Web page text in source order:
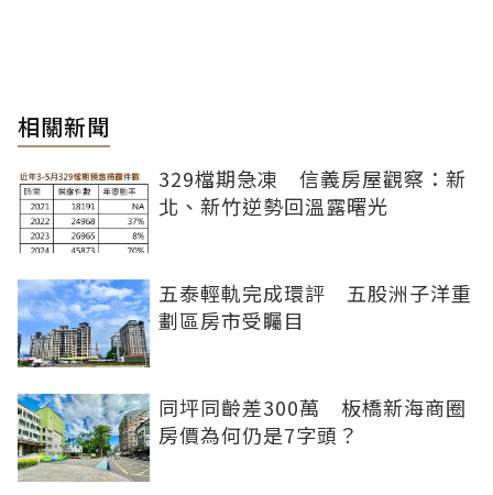
相關新聞
329檔期急凍 信義房屋觀察：新
北、新竹逆勢回溫露曙光
五泰輕軌完成環評 五股洲子洋重
劃區房市受矚目
同坪同齡差300萬 板橋新海商圈
房價為何仍是7字頭？